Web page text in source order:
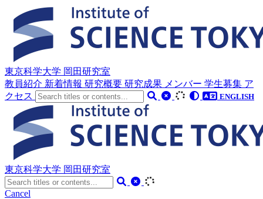
東京科学大学 岡田研究室
教員紹介 新着情報 研究概要 研究成果 メンバー 学生募集 ア
クセス
ENGLISH
東京科学大学 岡田研究室
Cancel